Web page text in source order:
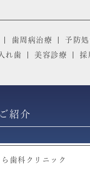
歯周病治療 予防処
れ歯 美容診療 採
紹介
ら歯科クリニック